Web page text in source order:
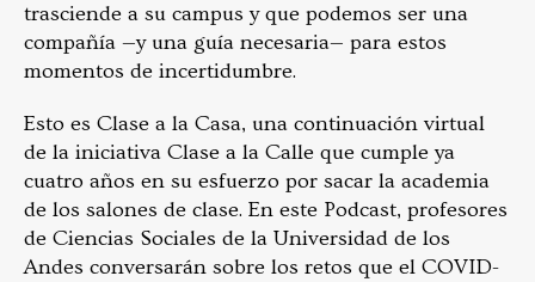
trasciende a su campus y que podemos ser una
compañía —y una guía necesaria— para estos
momentos de incertidumbre.
Esto es Clase a la Casa, una continuación virtual
de la iniciativa Clase a la Calle que cumple ya
cuatro años en su esfuerzo por sacar la academia
de los salones de clase. En este Podcast, profesores
de Ciencias Sociales de la Universidad de los
Andes conversarán sobre los retos que el COVID-